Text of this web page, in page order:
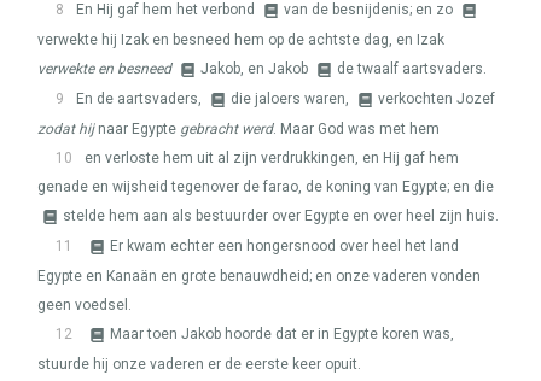
8
En Hij gaf hem het verbond
van de besnijdenis; en zo
verwekte hij Izak en besneed hem op de achtste dag, en Izak
verwekte en besneed
Jakob, en Jakob
de twaalf aartsvaders.
9
En de aartsvaders, die jaloers waren,
verkochten Jozef
zodat hijnaar Egypte gebracht werd. Maar God was met hem
10
en verloste hem uit al zijn verdrukkingen, en Hij gaf hem
genade en wijsheid tegenover de farao, de koning van Egypte; en die
stelde hem aan als bestuurder over Egypte en over heel zijn huis.
11
Er kwam echter een hongersnood over heel het land
Egypte en Kanaän en grote benauwdheid; en onze vaderen vonden
geen voedsel.
12
Maar toen Jakob hoorde dat er in Egypte koren was,
stuurde hij onze vaderen er de eerste keer opuit.